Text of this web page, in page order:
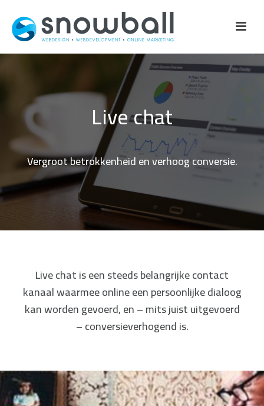
Live chat
Vergroot betrokkenheid en verhoog conversie.
Live chat is een steeds belangrijke contact
kanaal waarmee online een persoonlijke dialoog
kan worden gevoerd, en – mits juist uitgevoerd
– conversieverhogend is.